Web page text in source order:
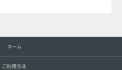
ホーム
ご利用方法